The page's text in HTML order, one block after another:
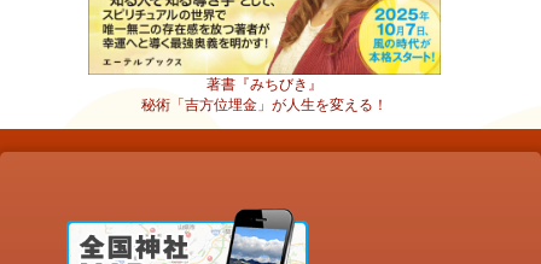
著書『みちびき』
秘術「吉方位埋金」が人生を変える！